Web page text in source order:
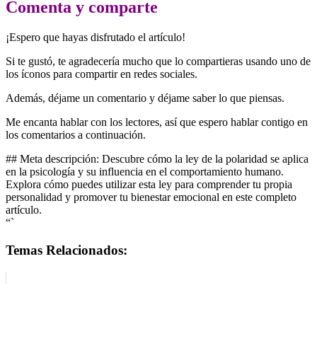
Comenta y comparte
¡Espero que hayas disfrutado el artículo!
Si te gustó, te agradecería mucho que lo compartieras usando uno de
los íconos para compartir en redes sociales.
Además, déjame un comentario y déjame saber lo que piensas.
Me encanta hablar con los lectores, así que espero hablar contigo en
los comentarios a continuación.
## Meta descripción: Descubre cómo la ley de la polaridad se aplica
en la psicología y su influencia en el comportamiento humano.
Explora cómo puedes utilizar esta ley para comprender tu propia
personalidad y promover tu bienestar emocional en este completo
artículo.
“`
Temas Relacionados: